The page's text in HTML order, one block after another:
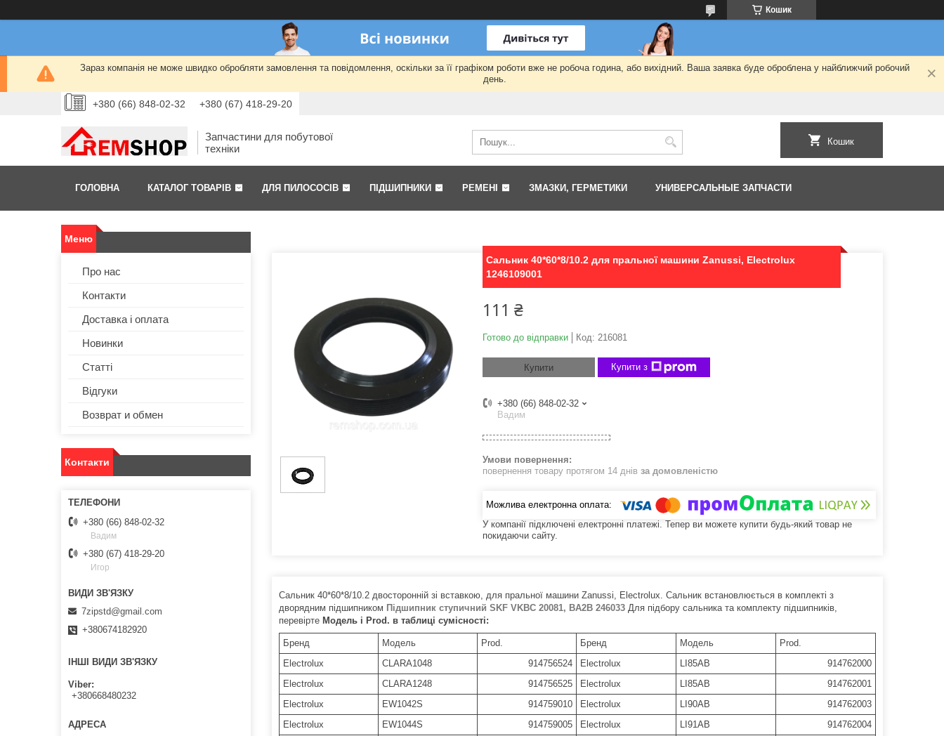
Кошик
Зараз компанія не може швидко обробляти замовлення та повідомлення, оскільки за її графіком роботи вже не робоча година, або вихідний. Ваша заявка буде оброблена у найближчий робочий
день.
+380 (66) 848-02-32 +380 (67) 418-29-20
Запчастини для побутової
техніки
Кошик
ГОЛОВНА КАТАЛОГ ТОВАРІВ ДЛЯ ПИЛОСОСІВ ПІДШИПНИКИ РЕМЕНІ ЗМАЗКИ, ГЕРМЕТИКИ УНИВЕРСАЛЬНЫЕ ЗАПЧАСТИ
Сальник 40*60*8/10.2 для пральної машини Zanussi, Electrolux
1246109001
111 ₴
Готово до відправки Код: 216081
Купити Купити з
+380 (66) 848-02-32
Вадим
повернення товару протягом 14 днів за домовленістю
У компанії підключені електронні платежі. Тепер ви можете купити будь-який товар не
покидаючи сайту.
Сальник 40*60*8/10.2 двосторонній зі вставкою, для пральної машини Zanussi, Electrolux. Сальник встановлюється в комплекті з
дворядним підшипником Підшипник ступичний SKF VKBC 20081, BA2B 246033 Для підбору сальника та комплекту підшипників,
перевірте Модель і Prod. в таблиці сумісності:
Бренд Модель Prod. Бренд Модель
Prod.
Electrolux
CLARA1048 914756524 Electrolux LI85AB
914762000
Electrolux
CLARA1248 914756525 Electrolux LI85AB
914762001
Electrolux
EW1042S 914759010 Electrolux LI90AB
914762003
Electrolux
EW1044S 914759005 Electrolux LI91AB
914762004
Про нас
Контакти
Доставка і оплата
Новинки
Статті
Відгуки
Возврат и обмен
Контакти
+380 (66) 848-02-32
Вадим
+380 (67) 418-29-20
Игор
7zipstd@gmail.com
+380674182920
ІНШІ ВИДИ ЗВ'ЯЗКУ
Viber
+380668480232